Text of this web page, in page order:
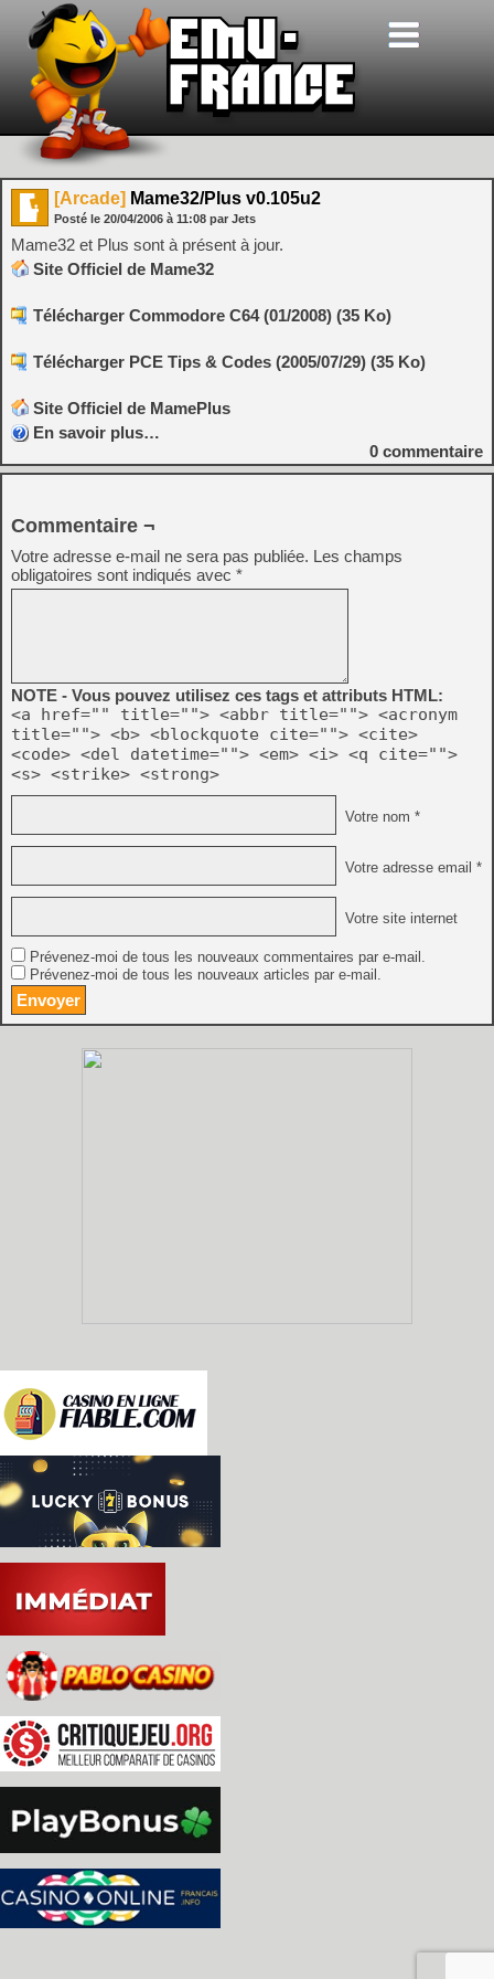
[Arcade] Mame32/Plus v0.105u2
Posté le 20/04/2006 à 11:08 par Jets
Mame32 et Plus sont à présent à jour.
Site Officiel de Mame32
Télécharger Commodore C64 (01/2008) (35 Ko)
Télécharger PCE Tips & Codes (2005/07/29) (35 Ko)
Site Officiel de MamePlus
En savoir plus…
0 commentaire
Commentaire ¬
Votre adresse e-mail ne sera pas publiée. Les champs
obligatoires sont indiqués avec *
NOTE - Vous pouvez utilisez ces tags et attributs HTML:
<a href="" title=""> <abbr title=""> <acronym
title=""> <b> <blockquote cite=""> <cite>
<code> <del datetime=""> <em> <i> <q cite="">
<s> <strike> <strong>
Votre nom *
Votre adresse email *
Votre site internet
Prévenez-moi de tous les nouveaux commentaires par e-mail.
Prévenez-moi de tous les nouveaux articles par e-mail.